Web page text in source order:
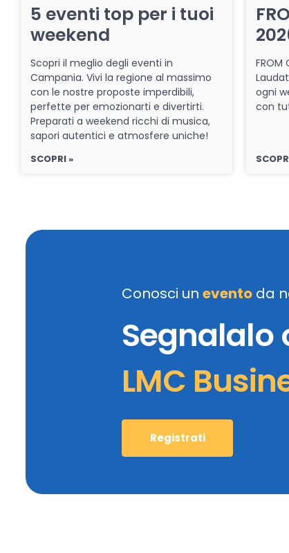
5 eventi top per i tuoi
weekend
Scopri il meglio degli eventi in
Campania. Vivi la regione al massimo
con le nostre proposte imperdibili,
perfette per emozionarti e divertirti.
Preparati a weekend ricchi di musica,
sapori autentici e atmosfere uniche!
SCOPRI »
ogni
con
Conosci un evento da
Segnalalo
LMC
Registrati